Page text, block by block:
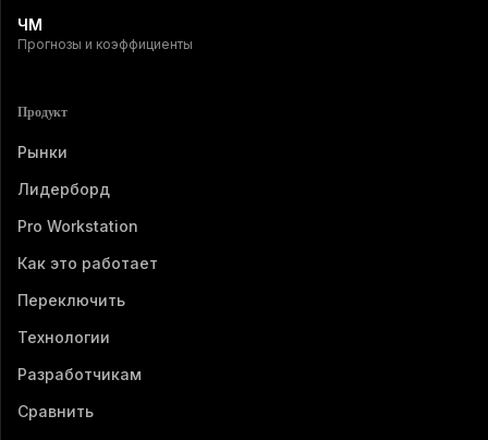
ЧМ
Прогнозы и коэффициенты
Продукт
Рынки
Лидерборд
Pro Workstation
Как это работает
Переключить
Технологии
Разработчикам
Сравнить